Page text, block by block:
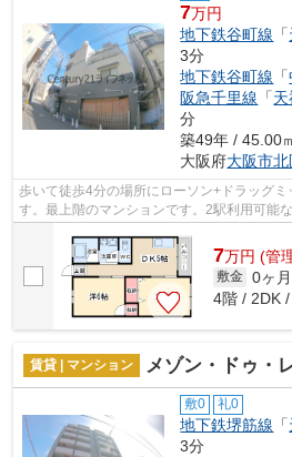
7万円
地下鉄谷町線 「
3分
地下鉄谷町線 「
阪急千里線 「天
分
築49年 / 45.00
大阪府大阪市
歩いて徒歩4分の場所にローソン+ドラッグミ
す。最上階のマンションです。2駅利用可能
7万円 (管
敷金 0ヶ月
4階 / 2DK
賃貸 | マンション メゾン・ドゥ・
敷0 礼0
地下鉄堺筋線 「
3分